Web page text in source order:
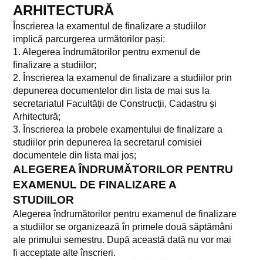
Relații internaționale
Posturi scoase la concurs
Alegeri academice
Documente operaționale
CERCETARE
Conferința TMPM III ISI Proceedings
Journal of Applied Engineering Sciences (JAES)
Centrul de cercetare
Direcții cercetare FCCA
Plan de Cercetare
Lista cu încercări autorizate - Laboratorul de analize și
ARHITECTURĂ
Înscrierea la examentul de finalizare a studiilor
implică parcurgerea următorilor pași:
1. Alegerea îndrumătorilor pentru exmenul de
finalizare a studiilor;
2. Înscrierea la examenul de finalizare a studiilor prin
depunerea documentelor din lista de mai sus la
secretariatul Facultății de Construcții, Cadastru și
Arhitectură;
3. Înscrierea la probele examentului de finalizare a
studiilor prin depunerea la secretarul comisiei
documentele din lista mai jos;
ALEGEREA ÎNDRUMĂTORILOR PENTRU
EXAMENUL DE FINALIZARE A
STUDIILOR
Alegerea îndrumătorilor pentru examenul de finalizare
a studiilor se organizează în primele două săptămâni
ale primului semestru. După această dată nu vor mai
fi acceptate alte înscrieri.